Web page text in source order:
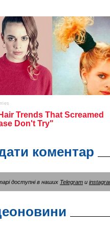
коментар
доступні в наших Telegram и